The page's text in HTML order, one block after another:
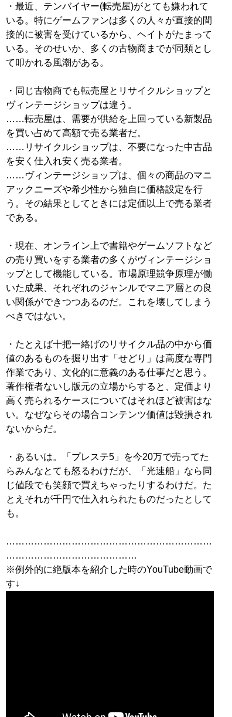
・最近、テンバイヤー(転売屋)がとても嫌われて
いる。特にゲームファンは多くの人々が直接的間
接的に被害を受けているから、ヘイトがたまって
いる。そのせいか、多くの古物商までが同類とし
て叩かれる風潮がある。
・同じ古物商でも転売屋とリサイクルショップと
ヴィンテージショップは違う。
……転売屋は、需要が供給を上回っている新製品
を買い占めて高額で売る業者だ。
……リサイクルショップは、不要になった中古品
を安く仕入れ安く売る業者。
……ヴィンテージショップは、個々の商品のマニ
アックニーズや希少性から独自に価格設定を行
う。その結果としてときには定価以上で売る業者
である。
・現在、オンライン上で書籍やゲームソフトなど
の売り買いをする業者の多くがヴィンテージショ
ップとして機能している。市場原理競争原理が働
いた成果、それぞれのジャンルでマニア層との良
い関係ができつつあるのだ。これを壊してしまう
べきではない。
・たとえば十把一絡げのリサイクル品の中から価
値のあるものを掘り出す「せどり」は高度な専門
作業であり、文化的に意義のある仕事だと思う。
著作権者ないし版元の立場からすると、定価より
高く売られるケースについてはそれほど被害はな
い。なぜならその場合コンテンツ価値は毀損され
ないからだ。
・あるいは。「プレステ5」を今20万で売ってた
らみんなとても怒るわけだが、「光速船」なら同
じ値段でも笑顔で買えちゃったりするわけだ。た
とえそれが千円で仕入れられたものだったとして
も。
…………………………………………………………
……………………………………
※例外的に絶版本を紹介した時のYouTube動画で